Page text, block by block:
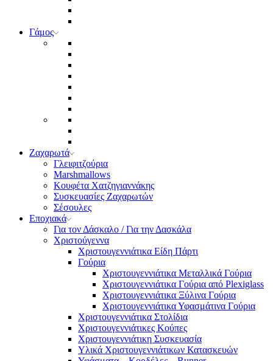
Γάμος
Ζαχαρωτά
Γλειφιτζούρια
Marshmallows
Κουφέτα Χατζηγιαννάκης
Συσκευασίες Ζαχαρωτών
Σέσουλες
Εποχιακά
Για τον Δάσκαλο / Για την Δασκάλα
Χριστούγεννα
Χριστουγεννιάτικα Είδη Πάρτι
Γούρια
Χριστουγεννιάτικα Μεταλλικά Γούρια
Χριστουγεννιάτικα Γούρια από Plexiglass
Χριστουγεννιάτικα Ξύλινα Γούρια
Χριστουγεννιάτικα Υφασμάτινα Γούρια
Χριστουγεννιάτικα Στολίδια
Χριστουγεννιάτικες Κούπες
Χριστουγεννιάτικη Συσκευασία
Υλικά Χριστουγεννιάτικων Κατασκευών